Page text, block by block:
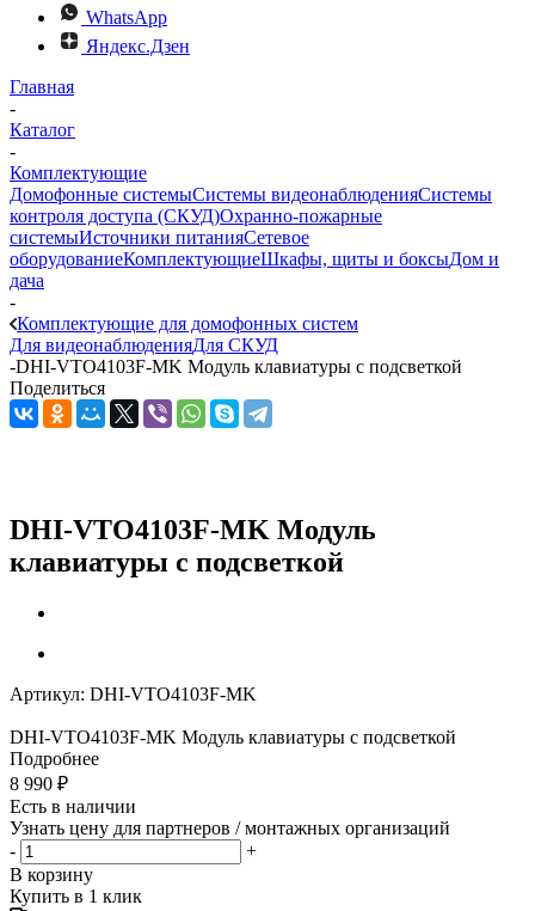
WhatsApp
Яндекс.Дзен
Главная
-
Каталог
-
Комплектующие
Домофонные системыСистемы видеонаблюденияСистемы
контроля доступа (СКУД)Охранно-пожарные
системыИсточники питанияСетевое
оборудованиеКомплектующиеШкафы, щиты и боксыДом и
дача
-
Комплектующие для домофонных систем
Для видеонаблюденияДля СКУД
-DHI-VTO4103F-MK Модуль клавиатуры с подсветкой
Поделиться
DHI-VTO4103F-MK Модуль
клавиатуры с подсветкой
Артикул: DHI-VTO4103F-MK
DHI-VTO4103F-MK Модуль клавиатуры с подсветкой
Подробнее
8 990 ₽
Есть в наличии
Узнать цену для партнеров / монтажных организаций
-
+
В корзину
Купить в 1 клик